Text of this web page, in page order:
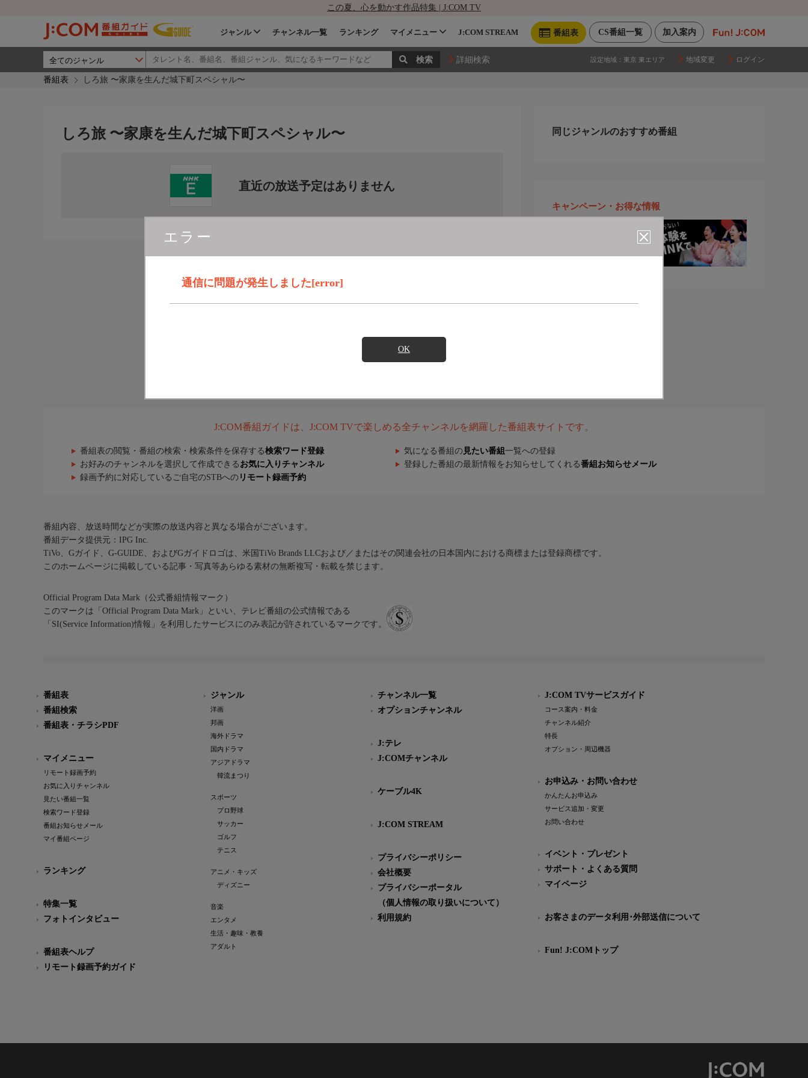
この夏、心を動かす作品特集 | J:COM TV
加入案内
CS番組一覧
番組表
ジャンル チャンネル一覧 ランキング マイメニュー J:COM STREAM
詳細検索 設定地域： 東京 東エリア 地域変更 ログイン
番組表 しろ旅 〜家康を生んだ城下町スペシャル〜
エラー
通信に問題が発生しました[error]
OK
しろ旅 〜家康を生んだ城下町スペシャル〜
直近の放送予定はありません
同じジャンルのおすすめ番組
キャンペーン・お得な情報
J:COM番組ガイドは、J:COM TVで楽しめる全チャンネルを網羅した番組表サイトです。
番組表の閲覧・番組の検索・検索条件を保存する検索ワード登録 気になる番組の 見たい番組 一覧への登録
お好みのチャンネルを選択して作成できる お気に入りチャンネル 登録した番組の最新情報をお知らせしてくれる番組お知らせメール
録画予約に対応しているご自宅のSTBへの リモート録画予約
番組内容、放送時間などが実際の放送内容と異なる場合がございます。
番組データ提供元：IPG Inc.
TiVo、Gガイド、G-GUIDE、およびGガイドロゴは、米国TiVo Brands LLCおよび／またはその関連会社の日本国内における商標または登録商標です。
このホームページに掲載している記事・写真等あらゆる素材の無断複写・転載を禁じます。
Official Program Data Mark（公式番組情報マーク）
このマークは「Official Program Data Mark」といい、テレビ番組の公式情報である
「SI(Service Information)情報」を利用したサービスにのみ表記が許されているマークです。
番組表
番組検索
番組表・チラシPDF
マイメニュー
リモート録画予約
お気に入りチャンネル
見たい番組一覧
検索ワード登録
番組お知らせメール
マイ番組ページ
ランキング
特集一覧
フォトインタビュー
番組表ヘルプ
リモート録画予約ガイド
ジャンル
洋画
邦画
海外ドラマ
国内ドラマ
アジアドラマ
韓流まつり
スポーツ
プロ野球
サッカー
ゴルフ
テニス
アニメ・キッズ
ディズニー
音楽
エンタメ
生活・趣味・教養
アダルト
チャンネル一覧
オプションチャンネル
J:テレ
J:COMチャンネル
ケーブル4K
J:COM STREAM
プライバシーポリシー
会社概要
プライバシーポータル
（個人情報の取り扱いについて）
利用規約
J:COM TVサービスガイド
コース案内・料金
チャンネル紹介
特長
オプション・周辺機器
お申込み・お問い合わせ
かんたんお申込み
サービス追加・変更
お問い合わせ
イベント・プレゼント
サポート・よくある質問
マイページ
お客さまのデータ利用･外部送信について
Fun! J:COMトップ